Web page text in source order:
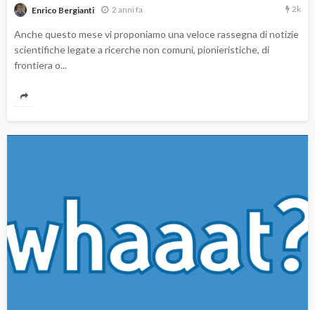
Enrico Bergianti 2 anni fa 2k
Anche questo mese vi proponiamo una veloce rassegna di notizie
scientifiche legate a ricerche non comuni, pionieristiche, di
frontiera o...